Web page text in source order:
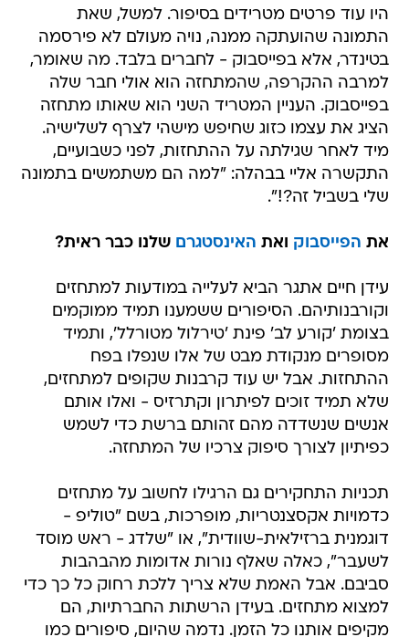
היו עוד פרטים מטרידים בסיפור. למשל, שאת
התמונה שהועתקה ממנה, נויה מעולם לא פירסמה
בטינדר, אלא בפייסבוק - לחברים בלבד. מה שאומר,
למרבה ההקרפה, שהמתחזה הוא אולי חבר שלה
בפייסבוק. העניין המטריד השני הוא שאותו מתחזה
הציג את עצמו כזוג שחיפש מישהי לצרף לשלישיה.
מיד לאחר שגילתה על ההתחזות, לפני כשבועיים,
התקשרה אליי בבהלה: "למה הם משתמשים בתמונה
שלי בשביל זה?!".
את הפייסבוק ואת האינסטגרם שלנו כבר ראית?
עידן חיים אתגר הביא לעלייה במודעות למתחזים
וקורבנותיהם. הסיפורים ששמענו תמיד ממוקמים
בצומת 'קורע לב' פינת 'טירלול מטורלל', ותמיד
מסופרים מנקודת מבט של אלו שנפלו בפח
ההתחזות. אבל יש עוד קרבנות שקופים למתחזים,
שלא תמיד זוכים לפיתרון וקתרזיס - ואלו אותם
אנשים שנשדדה מהם זהותם ברשת כדי לשמש
כפיתיון לצורך סיפוק צרכיו של המתחזה.
תכניות התחקירים גם הרגילו לחשוב על מתחזים
כדמויות אקסצנטריות, מופרכות, בשם "טוליפ -
דוגמנית ברזילאית-שוודית", או "שלדג - ראש מוסד
לשעבר", כאלה שאלף נורות אדומות מהבהבות
סביבם. אבל האמת שלא צריך ללכת רחוק כל כך כדי
למצוא מתחזים. בעידן הרשתות החברתיות, הם
מקיפים אותנו כל הזמן. נדמה שהיום, סיפורים כמו